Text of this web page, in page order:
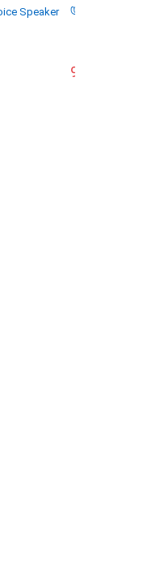
Speaker დინამიკი
999